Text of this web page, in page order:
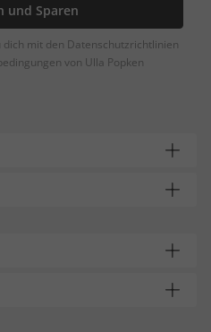
und Sparen
mit den Datenschutzrichtlinien
von Ulla Popken